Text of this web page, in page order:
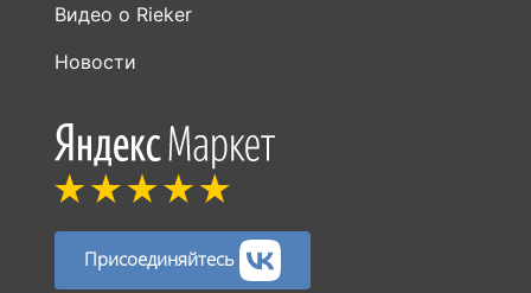
Видео о Rieker
Новости
Присоединяйтесь